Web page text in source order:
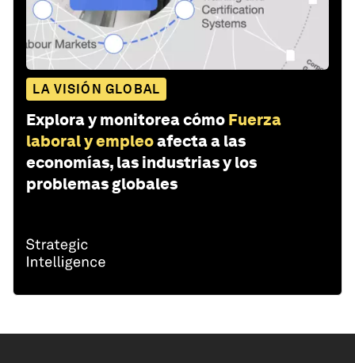
LA VISIÓN GLOBAL
Explora y monitorea cómo Fuerza
laboral y empleoafecta a las
economías, las industrias y los
problemas globales